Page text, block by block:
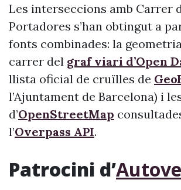
Les interseccions amb Carrer
Portadores s’han obtingut a
fonts combinades: la
carrer del graf viari d’Open
llista oficial de cruïlles de
l’Ajuntament de Barcelona) i
d’OpenStreetMap
l’Overpass API.
Patrocini d’